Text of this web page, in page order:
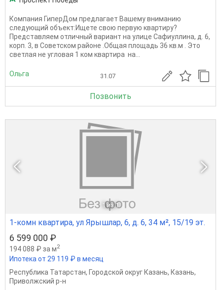
Компания ГиперДом предлагает Вашему вниманию
следующий объект:Ищете свою первую квартиру?
Представляем отличный вариант на улице Сафиуллина, д. 6,
корп. 3, в Советском районе .Общая площадь 36 кв.м . Это
светлая не угловая 1 ком квартира на...
Ольга 31.07
Позвонить
1 из 1
1-комн квартира, ул Ярышлар, 6, д. 6, 34 м², 15/19 эт.
6 599 000 ₽
194 088 ₽ за м2
Ипотека от 29 119 ₽ в месяц
Республика Татарстан, Городской округ Казань, Казань,
Приволжский р-н